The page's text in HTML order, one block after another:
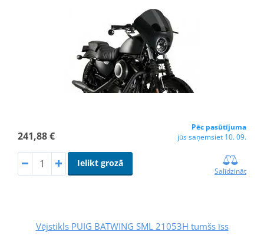
241,88 €
Pēc pasūtījuma
jūs saņemsiet 10. 09.
Ielikt grozā
Salīdzināt
Vējstikls PUIG BATWING SML 21053H tumšs īss